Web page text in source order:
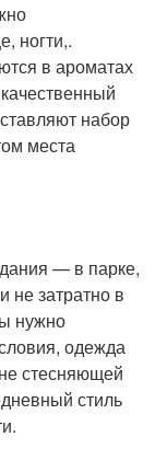
ногти,.
в ароматах
набор
места
— в парке,
не затратно в
нужно
одежда
стесняющей
стиль